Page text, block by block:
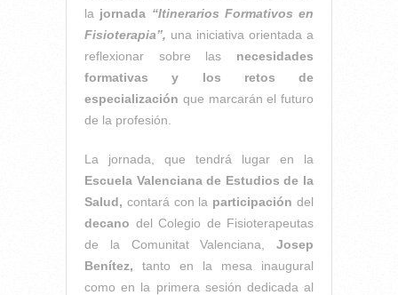
la jornada “Itinerarios Formativos en
Fisioterapia”, una iniciativa orientada a
reflexionar sobre las necesidades
formativas y los retos de
especialización que marcarán el futuro
de la profesión.
La jornada, que tendrá lugar en la
Escuela Valenciana de Estudios de la
Salud, contará con la participación del
decano del Colegio de Fisioterapeutas
de la Comunitat Valenciana, Josep
Benítez, tanto en la mesa inaugural
como en la primera sesión dedicada al